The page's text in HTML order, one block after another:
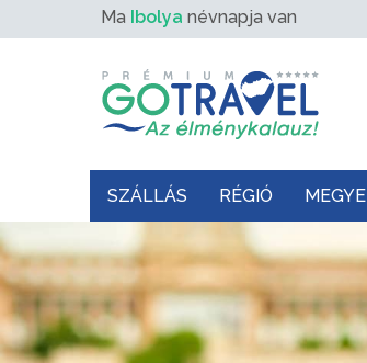
Ma Ibolya névnapja van
SZÁLLÁS RÉGIÓ MEGYE